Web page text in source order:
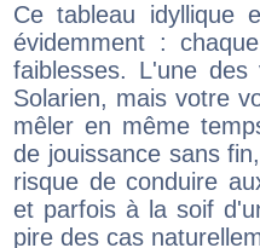
Ce tableau idyllique
évidemment :
faiblesses. L'une
Solarien, mais votre
mêler en même
de jouissance sans
risque de conduire
et parfois à la soif
pire des cas